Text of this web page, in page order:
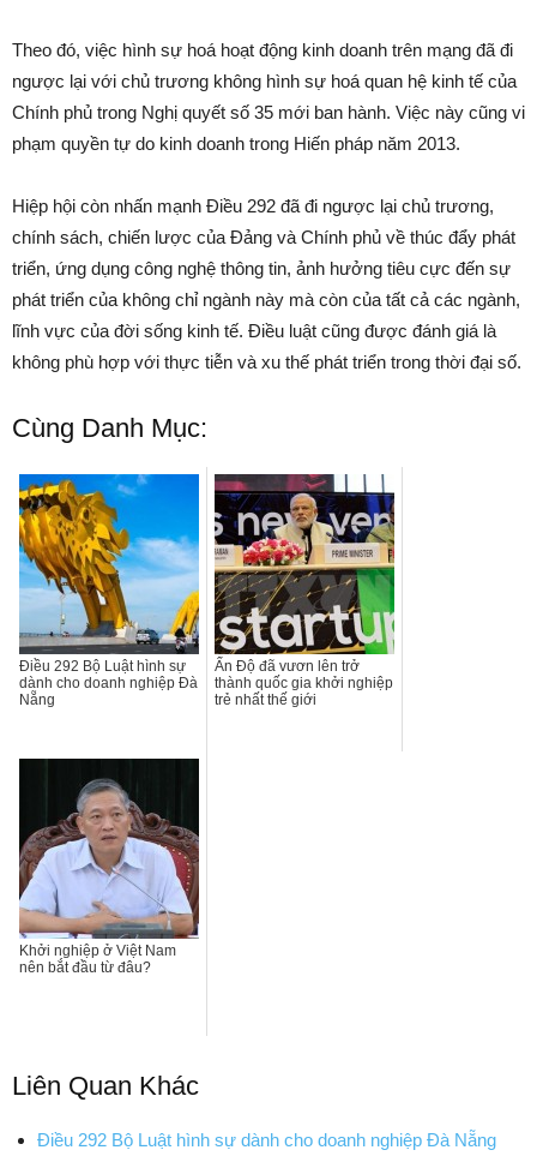
Theo đó, việc hình sự hoá hoạt động kinh doanh trên mạng đã đi
ngược lại với chủ trương không hình sự hoá quan hệ kinh tế của
Chính phủ trong Nghị quyết số 35 mới ban hành. Việc này cũng vi
phạm quyền tự do kinh doanh trong Hiến pháp năm 2013.
Hiệp hội còn nhấn mạnh Điều 292 đã đi ngược lại chủ trương,
chính sách, chiến lược của Đảng và Chính phủ về thúc đẩy phát
triển, ứng dụng công nghệ thông tin, ảnh hưởng tiêu cực đến sự
phát triển của không chỉ ngành này mà còn của tất cả các ngành,
lĩnh vực của đời sống kinh tế. Điều luật cũng được đánh giá là
không phù hợp với thực tiễn và xu thế phát triển trong thời đại số.
Cùng Danh Mục:
Điều 292 Bộ Luật hình sự
dành cho doanh nghiệp Đà
Nẵng
Ấn Độ đã vươn lên trở
thành quốc gia khởi nghiệp
trẻ nhất thế giới
Khởi nghiệp ở Việt Nam
nên bắt đầu từ đâu?
Liên Quan Khác
Điều 292 Bộ Luật hình sự dành cho doanh nghiệp Đà Nẵng